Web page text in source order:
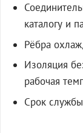
каталогу и
Рёбра
Изоляция
рабочая
Срок